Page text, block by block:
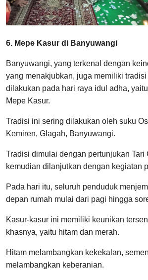
6. Mepe Kasur di Banyuwangi
Banyuwangi, yang terkenal dengan
yang menakjubkan, juga memiliki
dilakukan pada hari raya idul adha,
Mepe Kasur.
Tradisi ini sering dilakukan oleh suku
Kemiren, Glagah, Banyuwangi.
Tradisi dimulai dengan pertunjukan Tari
kemudian dilanjutkan dengan kegiatan
Pada hari itu, seluruh penduduk
depan rumah mulai dari pagi hingga
Kasur-kasur ini memiliki keunikan
khasnya, yaitu hitam dan merah.
Hitam melambangkan kekekalan,
melambangkan keberanian.